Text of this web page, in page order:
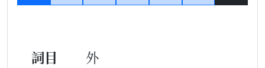
詞目
外